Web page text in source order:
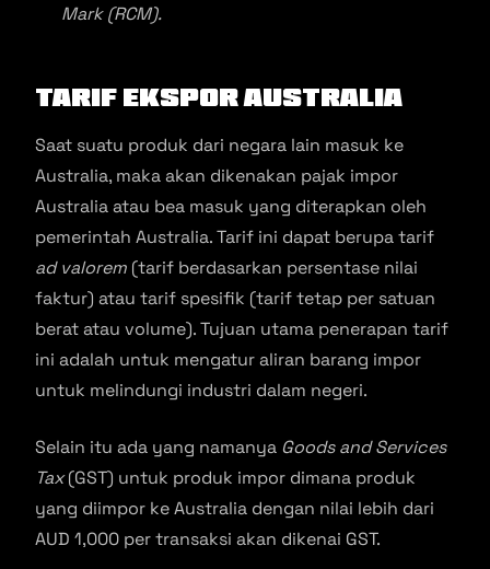
Mark (RCM).
Tarif Ekspor Australia
Saat suatu produk dari negara lain masuk ke
Australia, maka akan dikenakan pajak impor
Australia atau bea masuk yang diterapkan oleh
pemerintah Australia. Tarif ini dapat berupa tarif
ad valorem (tarif berdasarkan persentase nilai
faktur) atau tarif spesifik (tarif tetap per satuan
berat atau volume). Tujuan utama penerapan tarif
ini adalah untuk mengatur aliran barang impor
untuk melindungi industri dalam negeri.
Selain itu ada yang namanya Goods and Services
Tax(GST) untuk produk impor dimana produk
yang diimpor ke Australia dengan nilai lebih dari
AUD 1,000 per transaksi akan dikenai GST.